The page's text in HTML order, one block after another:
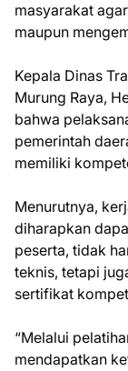
masyarakat
maupun
Kepala Dinas
Murung Raya,
bahwa
pemerintah
memiliki
Menurutnya,
diharapkan
peserta, tidak
teknis, tetapi
sertifikat
“Melalui
mendapatkan